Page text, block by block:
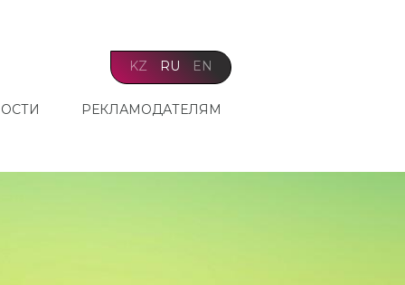
KZ RU EN
РЕКЛАМОДАТЕЛЯМ